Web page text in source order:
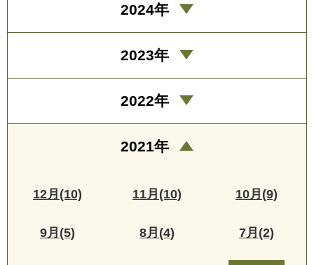
2024年
2023年
2022年
2021年
12月(10) 11月(10) 10月(9)
9月(5) 8月(4) 7月(2)